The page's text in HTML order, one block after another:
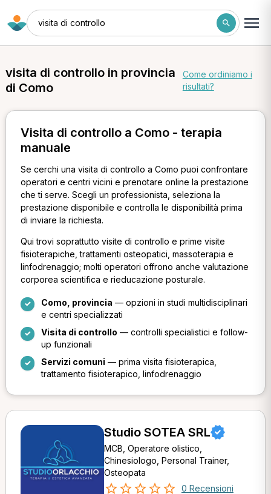
visita di controllo
visita di controllo in provincia
di Como
Come ordiniamo i
risultati?
Visita di controllo a Como - terapia
manuale
Se cerchi una visita di controllo a Como puoi confrontare
operatori e centri vicini e prenotare online la prestazione
che ti serve. Scegli un professionista, seleziona la
prestazione disponibile e controlla le disponibilità prima
di inviare la richiesta.
Qui trovi soprattutto visite di controllo e prime visite
fisioterapiche, trattamenti osteopatici, massoterapia e
linfodrenaggio; molti operatori offrono anche valutazione
corporea scientifica e rieducazione posturale.
Como, provincia — opzioni in studi multidisciplinari
e centri specializzati
Visita di controllo — controlli specialistici e follow-
up funzionali
Servizi comuni — prima visita fisioterapica,
trattamento fisioterapico, linfodrenaggio
Studio SOTEA SRL
MCB, Operatore olistico,
Chinesiologo, Personal Trainer,
Osteopata
0 Recensioni